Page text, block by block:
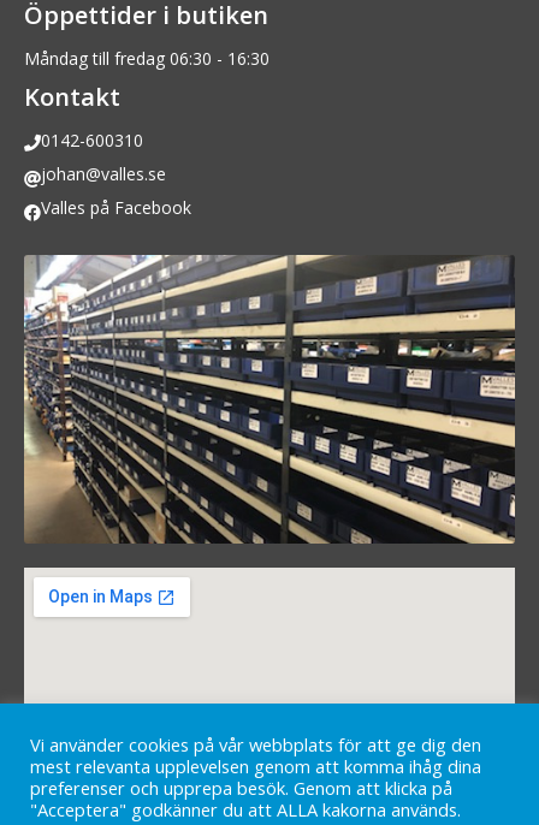
Öppettider i butiken
Måndag till fredag 06:30 - 16:30
Kontakt
0142-600310
johan@valles.se
Valles på Facebook
Vi använder cookies på vår webbplats för att ge dig den
mest relevanta upplevelsen genom att komma ihåg dina
preferenser och upprepa besök. Genom att klicka på
"Acceptera" godkänner du att ALLA kakorna används.